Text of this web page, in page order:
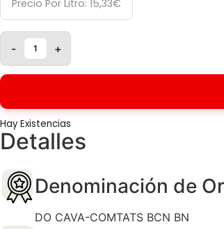
Precio Por Litro: 15,33€
- +
Hay Existencias
Detalles
Denominación de
DO CAVA-COMTATS BCN BN